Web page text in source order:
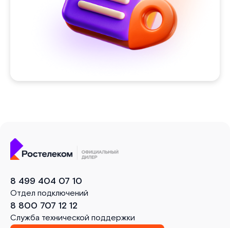
8 499 404 07 10
Отдел подключений
8 800 707 12 12
Служба технической поддержки